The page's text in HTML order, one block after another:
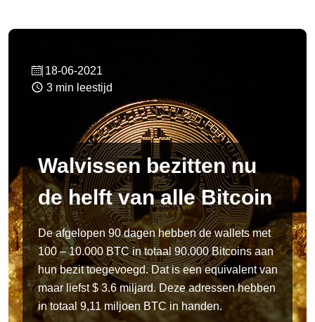
18-06-2021
3 min leestijd
Walvissen bezitten nu
de helft van alle Bitcoin
De afgelopen 90 dagen hebben de wallets met
100 – 10.000 BTC in totaal 90.000 Bitcoins aan
hun bezit toegevoegd. Dat is een equivalent van
maar liefst $ 3.6 miljard. Deze adressen hebben
in totaal 9,11 miljoen BTC in handen.